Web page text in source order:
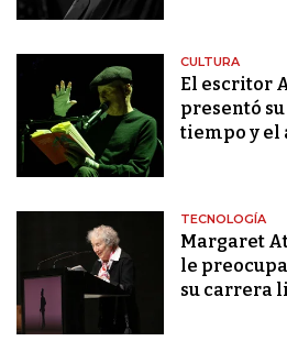
CULTURA
El escritor
presentó su
tiempo y el
TECNOLOGÍA
Margaret
le
su carrera